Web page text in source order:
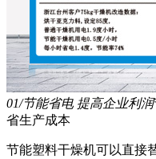
01/节能省电 提高企业利润
省生产成本
节能塑料干燥机可以直接